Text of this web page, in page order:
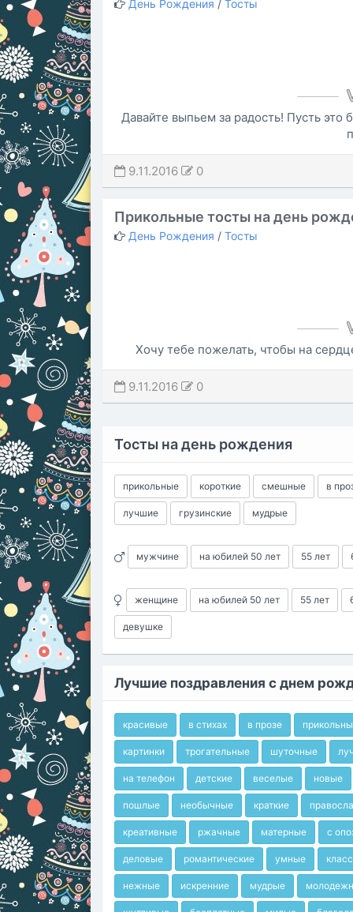
День Рождения / Тосты
Давайте выпьем за радость! Пусть это
9.11.2016 0
Прикольные тосты на день
День Рождения / Тосты
Хочу тебе пожелать, чтобы на
9.11.2016 0
Тосты на день рождения
прикольные короткие смешные в
лучшие грузинские мудрые
мужчине на юбилей 50 лет 55 лет
женщине на юбилей 50 лет 55 лет
девушке
Лучшие поздравления с днем
красивые в стихах в прозе
картинки трогательные шуточные
на телефон детские веселые новые
пошлые необычные краткие
креативные ржачные матерные с
деловые романтические умные
нежные искренние мудрые